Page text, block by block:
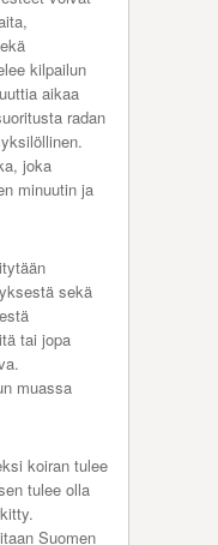
kilpailun
aikaa
radan
joka
minuutin ja
sekä
tai jopa
muassa
koiran tulee
tulee olla
Suomen